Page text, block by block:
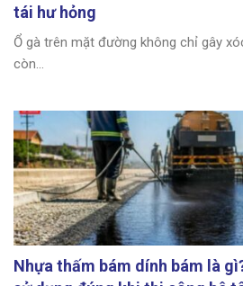
tái hư hỏng
Ổ gà trên mặt đường không chỉ gây
còn...
Nhựa thấm bám dính bám là